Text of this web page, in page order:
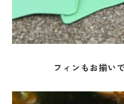
フィンもお揃い